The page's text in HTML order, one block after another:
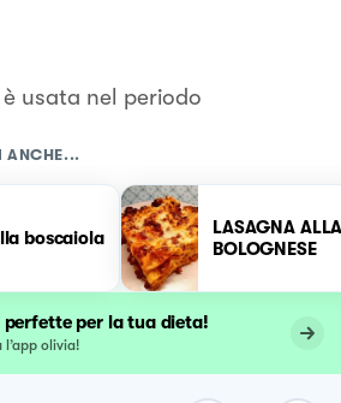
usata nel periodo
ANCHE...
boscaiola
LASAGNA
BOLOGNESE
perfette per la tua dieta!
l’app olivia!